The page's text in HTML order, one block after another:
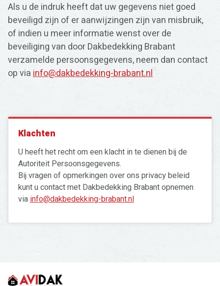
Als u de indruk heeft dat uw gegevens niet goed
beveiligd zijn of er aanwijzingen zijn van misbruik,
of indien u meer informatie wenst over de
beveiliging van door Dakbedekking Brabant
verzamelde persoonsgegevens, neem dan contact
op viainfo@dakbedekking-brabant.nl
Klachten
U heeft het recht om een klacht in te dienen bij de
Autoriteit Persoonsgegevens.
Bij vragen of opmerkingen over ons privacy beleid
kunt u contact met Dakbedekking Brabant opnemen
via info@dakbedekking-brabant.nl